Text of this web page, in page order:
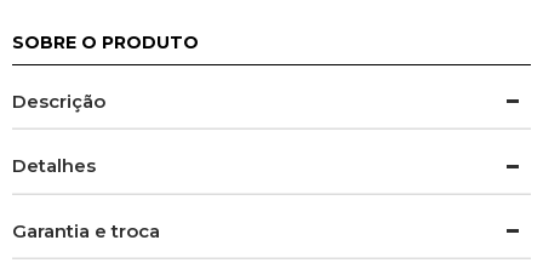
SOBRE O PRODUTO
Descrição
Detalhes
Garantia e troca